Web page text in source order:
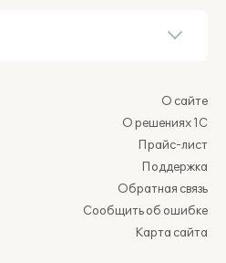
О сайте
О решениях 1С
Прайс-лист
Поддержка
Обратная связь
Сообщить об ошибке
Карта сайта